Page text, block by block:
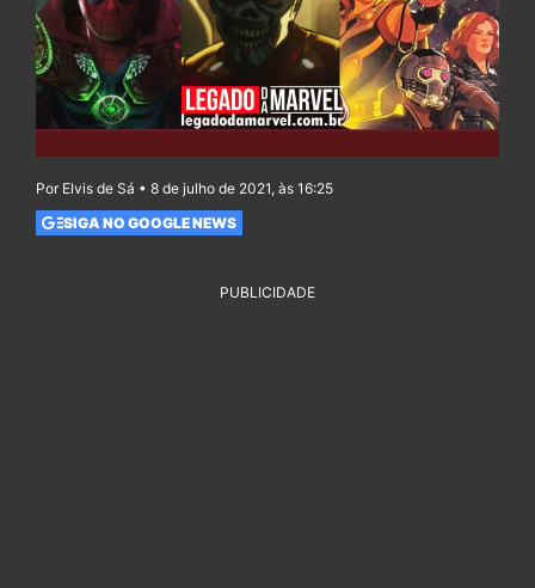
Por Elvis de Sá • 8 de julho de 2021, às 16:25
SIGA NO GOOGLE NEWS
PUBLICIDADE